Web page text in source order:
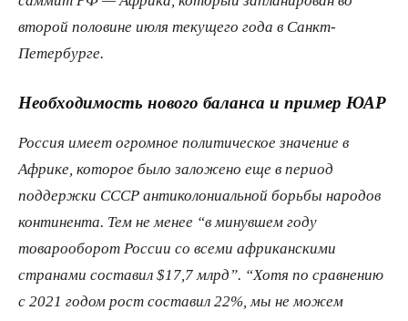
второй половине июля текущего года в Санкт-
Петербурге.
Необходимость нового баланса и пример ЮАР
Россия имеет огромное политическое значение в
Африке, которое было заложено еще в период
поддержки СССР антиколониальной борьбы народов
континента. Тем не менее “в минувшем году
товарооборот России со всеми африканскими
странами составил $17,7 млрд”. “Хотя по сравнению
с 2021 годом рост составил 22%, мы не можем